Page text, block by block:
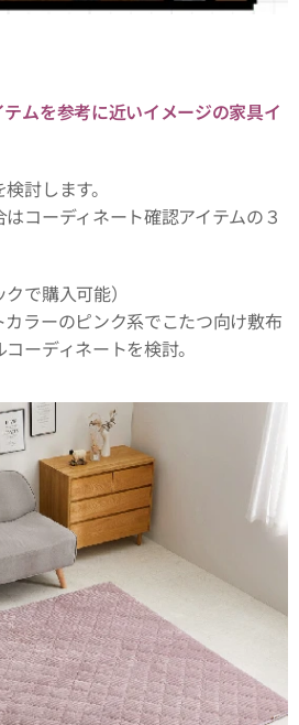
ムを参考に近いイメージの家具イ
討します。
コーディネート確認アイテムの３
で購入可能）
ラーのピンク系でこたつ向け敷布
ーディネートを検討。